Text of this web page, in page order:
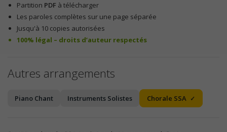
Partition PDF à télécharger
Les paroles complètes sur une page séparée
Jusqu'à 10 copies autorisées
100% légal – droits d’auteur respectés
Autres arrangements
Piano Chant Instruments Solistes Chorale SSA